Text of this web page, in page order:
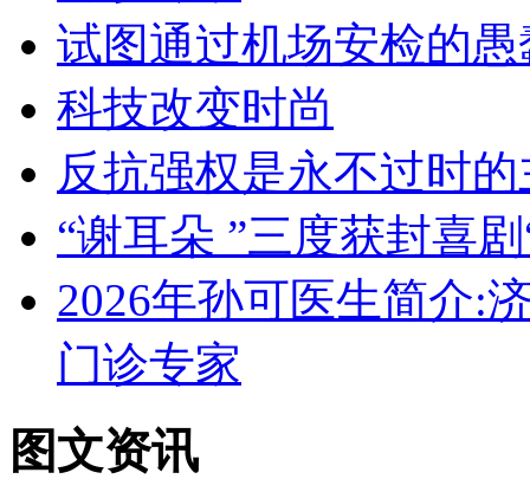
试图通过机场安检的
科技改变时尚
反抗强权是永不过时
“谢耳朵 ”三度获封喜
2026年孙可医生简介:
门诊专家
图文资讯